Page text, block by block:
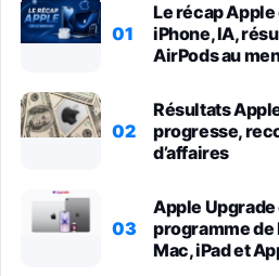
01
Le récap Apple
iPhone, IA,
AirPods au
02
Résultats
progresse,
d’affaires
03
Apple
programme de
Mac, iPad et